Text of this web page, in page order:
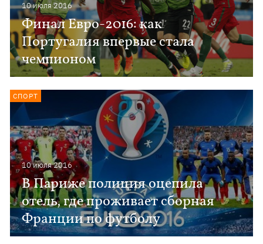
10 июля 2016
Финал Евро-2016: как
Португалия впервые стала
чемпионом
10 июля 2016
В Париже полиция оцепила
отель, где проживает сборная
Франции по футболу
СПОРТ